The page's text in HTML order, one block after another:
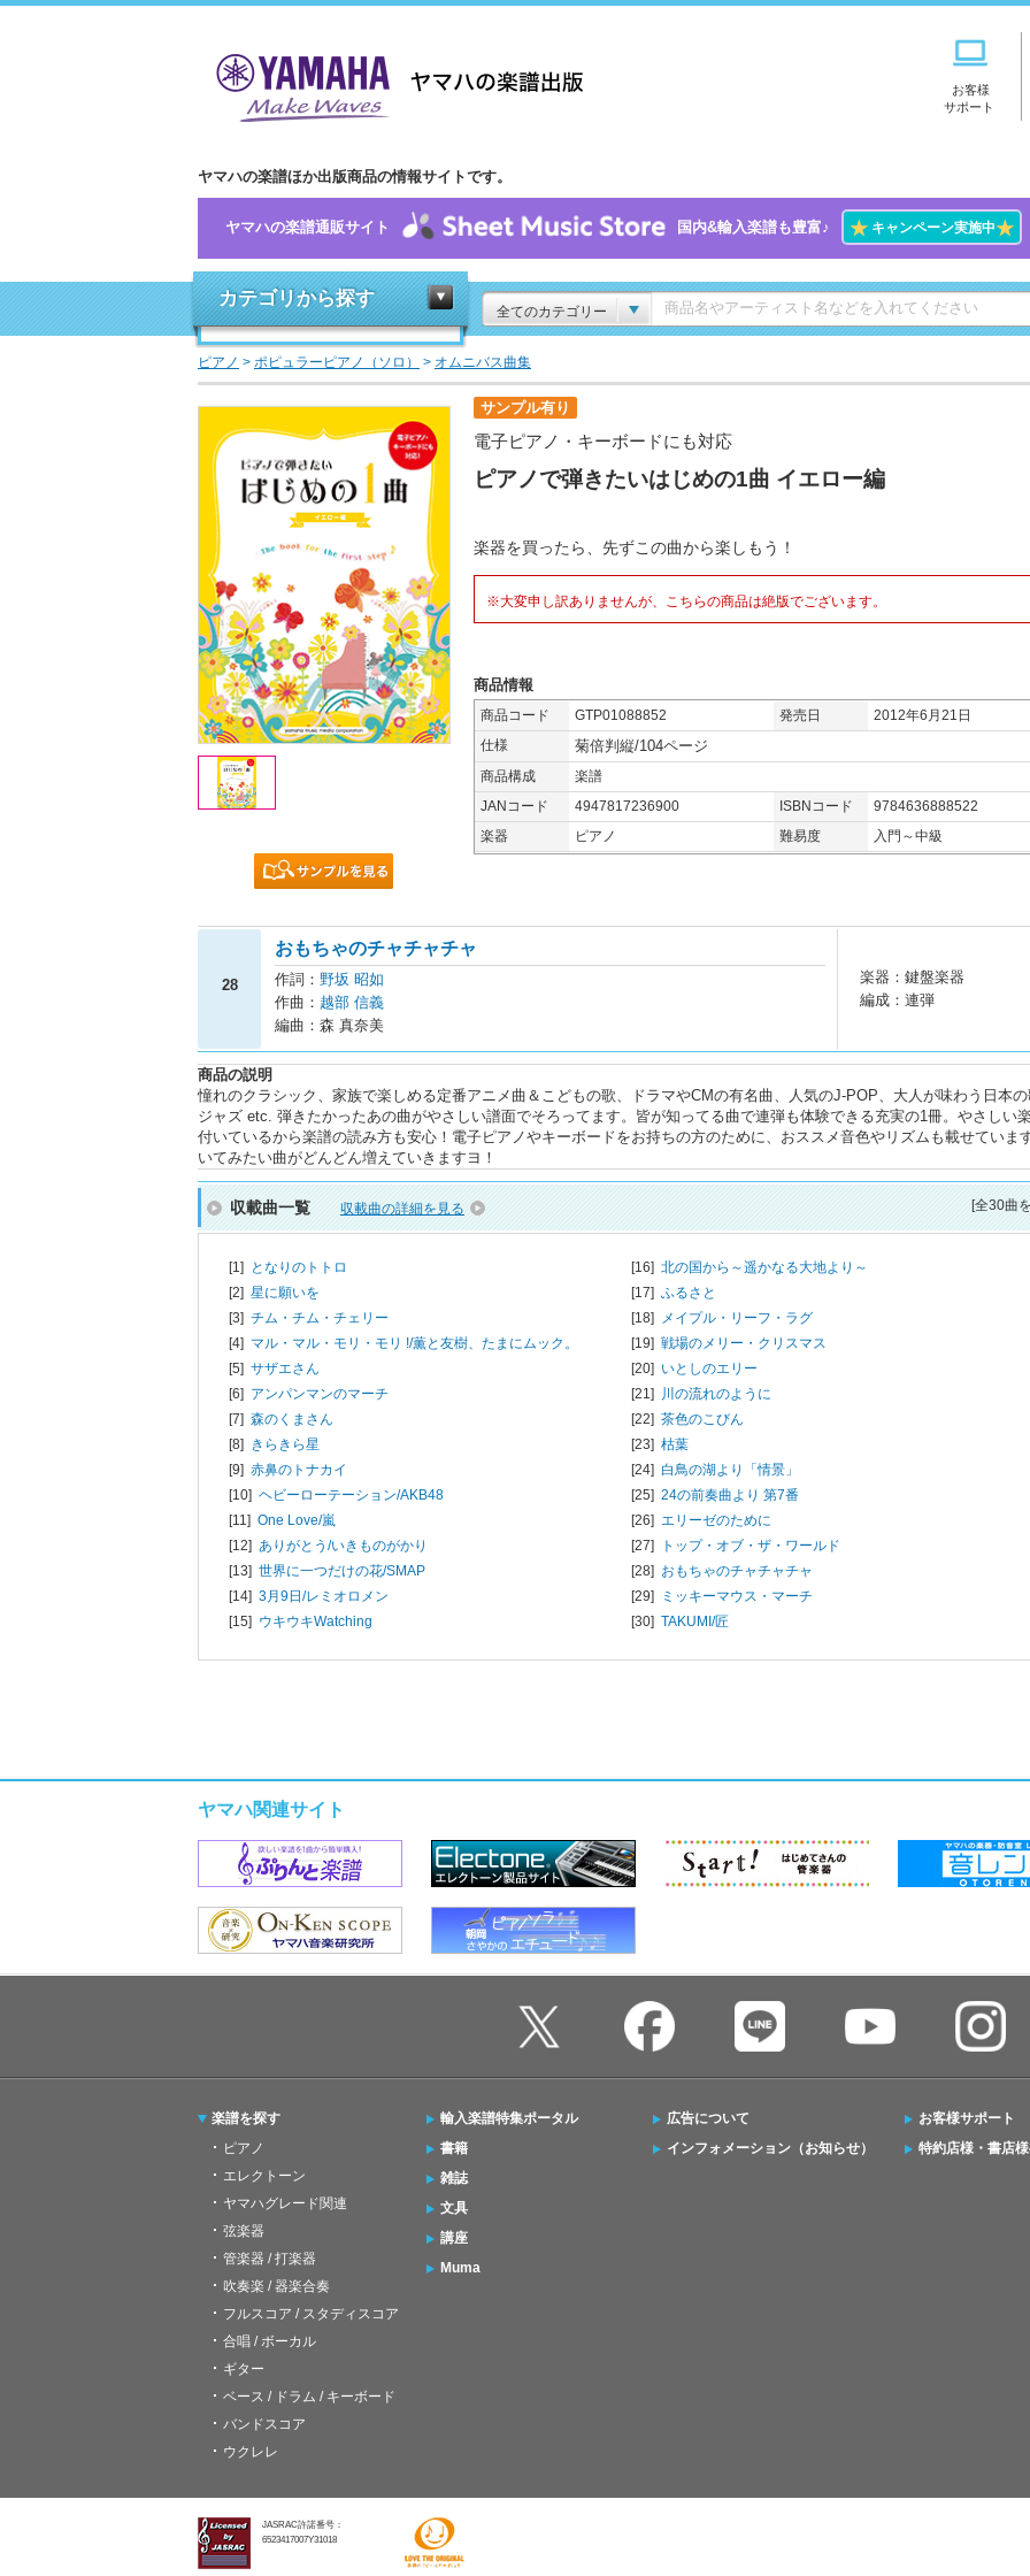
お客様
サポート
ヤマハの楽譜ほか出版商品の情報サイトです。
ヤマハの楽譜通販サイト 国内&輸入楽譜も豊富♪ ★キャンペーン実施中★
カテゴリから探す
全てのカテゴリー
ピアノ > ポピュラーピアノ（ソロ） > オムニバス曲集
サンプル有り
電子ピアノ・キーボードにも対応
ピアノで弾きたいはじめの1曲 イエロー編
楽器を買ったら、先ずこの曲から楽しもう！
※大変申し訳ありませんが、こちらの商品は絶版でございます。
商品情報
商品コード GTP01088852 発売日
2012年6月21日
仕様
菊倍判縦/104ページ
商品構成
楽譜
JANコード
4947817236900 ISBNコード
9784636888522
楽器
ピアノ 難易度 入門～中級
28
おもちゃのチャチャチャ
作詞： 野坂 昭如
作曲： 越部 信義
編曲：森 真奈美
楽器：鍵盤楽器
編成：連弾
商品の説明
憧れのクラシック、家族で楽しめる定番アニメ曲＆こどもの歌、ドラマやCMの有名曲、人気のJ-POP、大人が味わう日本の
ジャズ etc. 弾きたかったあの曲がやさしい譜面でそろってます。皆が知ってる曲で連弾も体験できる充実の1冊。やさしい
付いているから楽譜の読み方も安心！電子ピアノやキーボードをお持ちの方のために、おススメ音色やリズムも載せていま
いてみたい曲がどんどん増えていきますヨ！
収載曲一覧 収載曲の詳細を見る [全30曲
[1] となりのトトロ
[2] 星に願いを
[3] チム・チム・チェリー
[4] マル・マル・モリ・モリ !/薫と友樹、たまにムック。
[5] サザエさん
[6] アンパンマンのマーチ
[7] 森のくまさん
[8] きらきら星
[9] 赤鼻のトナカイ
[10] ヘビーローテーション/AKB48
[11] One Love/嵐
[12] ありがとう/いきものがかり
[13] 世界に一つだけの花/SMAP
[14] 3月9日/レミオロメン
[15] ウキウキWatching
[16] 北の国から～遥かなる大地より～
[17] ふるさと
[18] メイプル・リーフ・ラグ
[19] 戦場のメリー・クリスマス
[20] いとしのエリー
[21] 川の流れのように
[22] 茶色のこびん
[23] 枯葉
[24] 白鳥の湖より「情景」
[25] 24の前奏曲より 第7番
[26] エリーゼのために
[27]
トップ・オブ・ザ・ワールド
[28] おもちゃのチャチャチャ
[29]
ミッキーマウス・マーチ
[30] TAKUMI/匠
ヤマハ関連サイト
楽譜を探す
ピアノ
エレクトーン
ヤマハグレード関連
弦楽器
管楽器 / 打楽器
吹奏楽 / 器楽合奏
フルスコア / スタディスコア
合唱 / ボーカル
ギター
ベース / ドラム / キーボード
バンドスコア
ウクレレ
輸入楽譜特集ポータル
書籍
雑誌
文具
講座
Muma
広告について
インフォメーション（お知らせ）
お客様サポート
特約店様・書店
JASRAC許諾番号：
6523417007Y31018